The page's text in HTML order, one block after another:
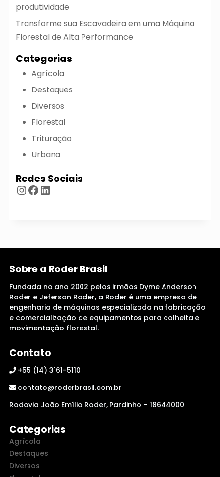
produtividade
Transforme sua Escavadeira em uma Máquina
Florestal de Alta Performance
Categorias
Agrícola
Destaques
Diversos
Florestal
Trituração
Urbana
Redes Sociais
Instagram
Facebook
LinkedIn
Sobre a Roder Brasil
Fundada no ano 2002 pelos irmãos Dyme Anderson
Roder e Jeferson Roder, a Roder é uma empresa de
engenharia de máquinas especializada na fabricação
e comercialização de equipamentos para colheita e
movimentação florestal.
Contato
+55 (14) 3161-5110
contato@roderbrasil.com.br
Rodovia João Emílio Roder, Pardinho – 18644000
Categorias
Agrícola
Destaques
Diversos